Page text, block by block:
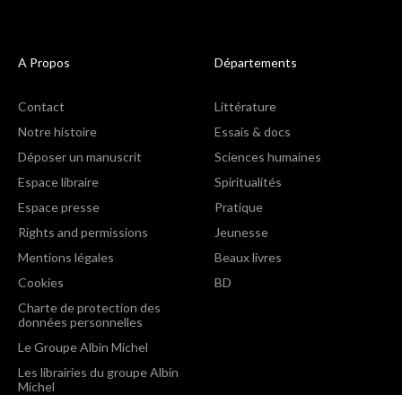
A Propos
Contact
Notre histoire
Déposer un manuscrit
Espace libraire
Espace presse
Rights and permissions
Mentions légales
Cookies
Charte de protection des
données personnelles
Le Groupe Albin Michel
Les librairies du groupe Albin
Michel
Départements
Littérature
Essais & docs
Sciences humaines
Spiritualités
Pratique
Jeunesse
Beaux livres
BD